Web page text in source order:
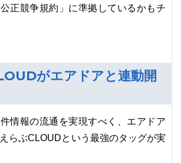
正競争規約」に準拠しているかもチ
がエアドアと連動開
情報の流通を実現すべく、エアドア
らぶCLOUDという最強のタッグが実